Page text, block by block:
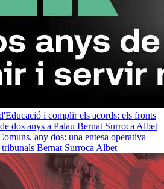
i complir els acords: els fronts
dos anys a Palau Bernat Surroca Albet
any dos: una entesa operativa
Bernat Surroca Albet